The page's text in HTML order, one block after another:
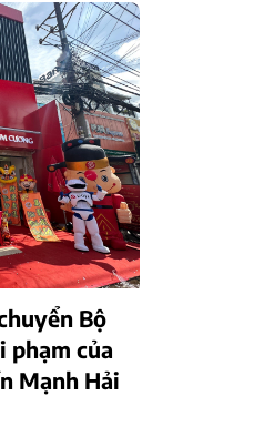
Bộ
phạm của
Mạnh Hải